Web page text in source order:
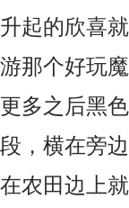
起的欣喜
那个好玩
多之后黑
，横在旁
农田边上